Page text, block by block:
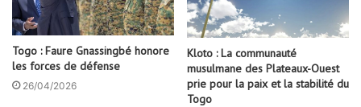
Togo : Faure Gnassingbé honore
les forces de défense
26/04/2026
Kloto : La communauté
musulmane des Plateaux-Ouest
prie pour la paix et la stabilité du
Togo